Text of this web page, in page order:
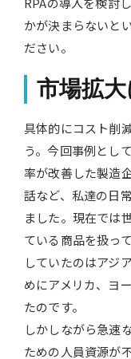
かが決まらないと
ださい。
市場拡
具体的にコスト削
う。今回事例とし
率が改善した製造
話など、私達の日
ました。現在では
ている商品を扱っ
していたのはアジ
めにアメリカ、ヨ
たのです。
しかしながら急速
ための人員資源が